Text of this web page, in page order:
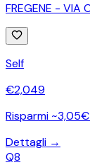
FREGENE - VIA
Self
€2,049
Risparmi
Dettagli →
Q8